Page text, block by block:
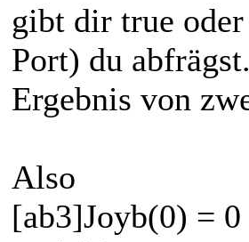
gibt dir true
Port) du
Ergebnis von
Also
[ab3]Joyb(0) =